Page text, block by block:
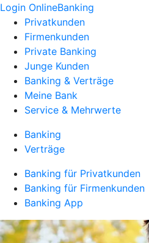
Login OnlineBanking
Privatkunden
Firmenkunden
Private Banking
Junge Kunden
Banking & Verträge
Meine Bank
Service & Mehrwerte
Banking
Verträge
Banking für Privatkunden
Banking für Firmenkunden
Banking App